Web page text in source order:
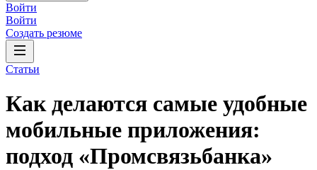
Войти
Войти
Создать резюме
Статьи
Как делаются самые удобные
мобильные приложения:
подход «Промсвязьбанка»